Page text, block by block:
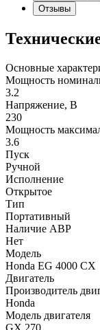
Отзывы
Основные
Мощность
3.2
Напряжение, В
230
Мощность
3.6
Пуск
Ручной
Исполнение
Открытое
Тип
Портативный
Наличие АВР
Нет
Модель
Honda EG 4000 CX
Двигатель
Производитель
Honda
Модель двигателя
GX 270